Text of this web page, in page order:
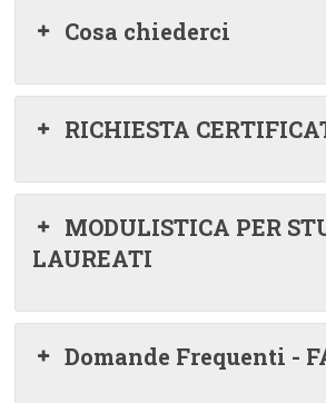
Cosa chiederci
RICHIESTA
MODULISTICA PER
LAUREATI
Domande Frequenti -